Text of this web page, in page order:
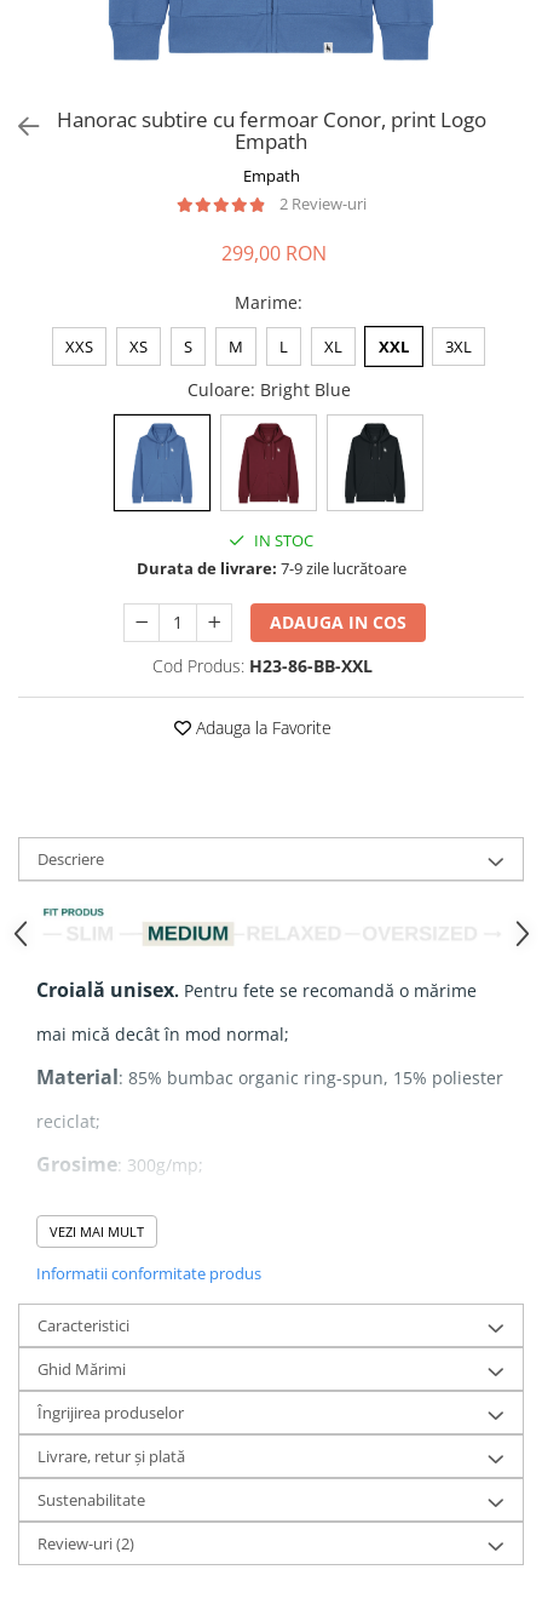
Hanorac subtire cu fermoar Conor, print Logo
Empath
Empath
2 Review-uri
299,00 RON
Marime:
XXS XS S M L XL XXL 3XL
Culoare: Bright Blue
IN STOC
Durata de livrare: 7-9 zile lucrătoare
ADAUGA IN COS
Cod Produs: H23-86-BB-XXL
Adauga la Favorite
Descriere
Croială unisex. Pentru fete se recomandă o mărime
mai mică decât în mod normal;
Material: 85% bumbac organic ring-spun, 15% poliester
reciclat;
Grosime: 300g/mp;
- Interior french terry, potrivit pentru primăvară-vară
- Interior glugă din același material.
- Fermoar si șnururi cu capete metalice
De ce să alegi French Terry?
(brushed), French Terry
VEZI MAI MULT
Informatii conformitate produs
Caracteristici
Ghid Mărimi
Îngrijirea produselor
Livrare, retur și plată
Sustenabilitate
Review-uri(2)